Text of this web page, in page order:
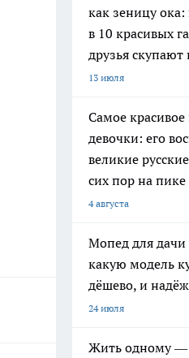
как зеницу
в 10 красивых
друзья скупают
13 июля
Самое
девочки: его
великие
сих пор на
4 августа
Мопед для дачи
какую модель
дёшево, и
24 июля
Жить одному —